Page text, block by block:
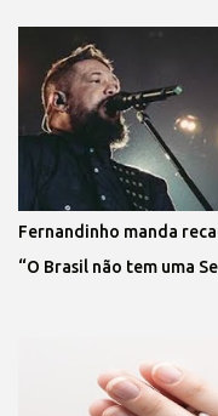
Fernandinho manda
“O Brasil não tem uma